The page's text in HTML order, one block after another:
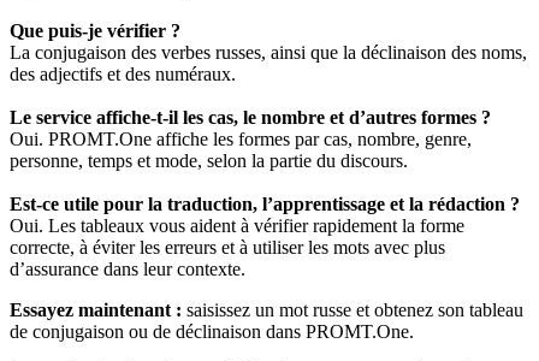
Que puis-je vérifier ?
La conjugaison des verbes russes, ainsi que la déclinaison des noms,
des adjectifs et des numéraux.
Le service affiche-t-il les cas, le nombre et d’autres formes ?
Oui. PROMT.One affiche les formes par cas, nombre, genre,
personne, temps et mode, selon la partie du discours.
Est-ce utile pour la traduction, l’apprentissage et la rédaction ?
Oui. Les tableaux vous aident à vérifier rapidement la forme
correcte, à éviter les erreurs et à utiliser les mots avec plus
d’assurance dans leur contexte.
Essayez maintenant : saisissez un mot russe et obtenez son tableau
de conjugaison ou de déclinaison dans PROMT.One.